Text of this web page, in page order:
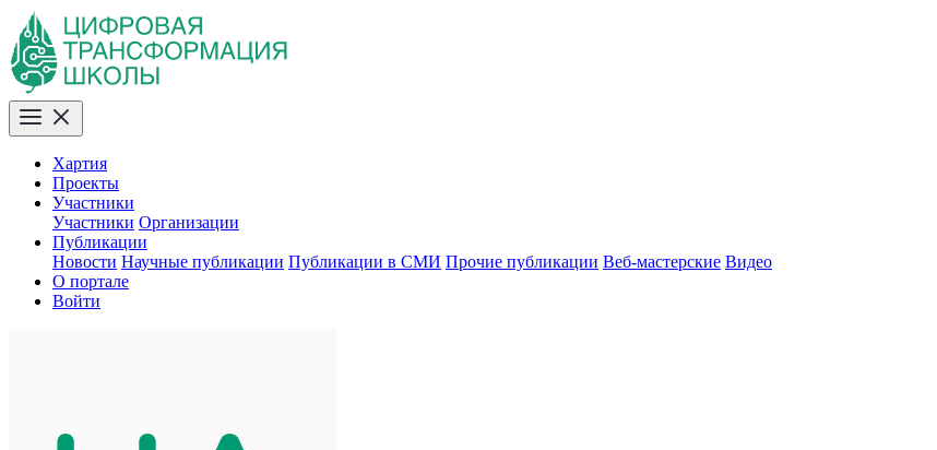
Хартия
Проекты
Участники
Участники Организации
Публикации
Новости Научные публикации Публикации в СМИ Прочие публикации Веб-мастерские Видео
О портале
Войти